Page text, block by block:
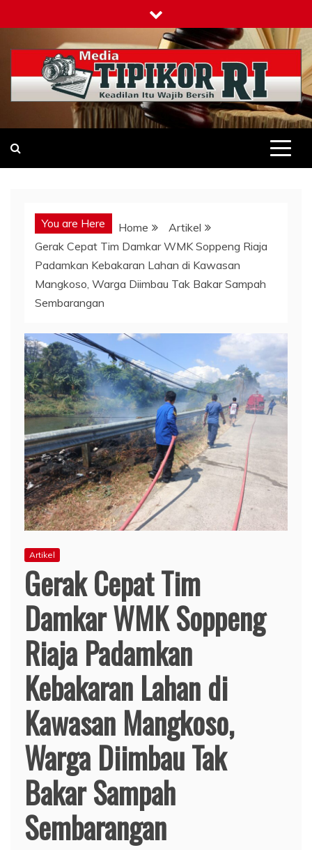
to
content
Tipikor-ri-online.my.id
Keadilan Itu Wajib Bersih
You are Here Home
Artikel
Gerak Cepat Tim Damkar WMK Soppeng Riaja
Padamkan Kebakaran Lahan di Kawasan
Mangkoso, Warga Diimbau Tak Bakar Sampah
Sembarangan
Artikel
Gerak Cepat Tim
Damkar WMK Soppeng
Riaja Padamkan
Kebakaran Lahan di
Kawasan Mangkoso,
Warga Diimbau Tak
Bakar Sampah
Sembarangan